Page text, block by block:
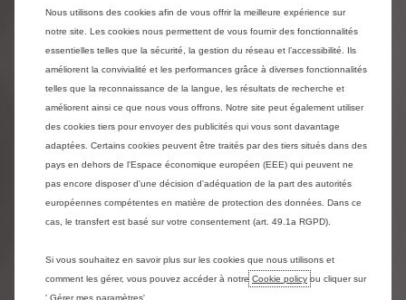
COMMENT ÇA MARCHE ?
Sur les compressions et
et amortisseur contrôlent
de concert les mouvements
Sur les compressions et
ressort et amortisseur
travaillent de concert avec
Nous utilisons des cookies afin de vous offrir la meilleure expérience sur
notre site. Les cookies nous permettent de vous fournir des fonctionnalités
essentielles telles que la sécurité, la gestion du réseau et l’accessibilité. Ils
améliorent la convivialité et les performances grâce à diverses fonctionnalités
telles que la reconnaissance de la langue, les résultats de recherche et
améliorent ainsi ce que nous vous offrons. Notre site peut également utiliser
des cookies tiers pour envoyer des publicités qui vous sont davantage
adaptées. Certains cookies peuvent être traités par des tiers situés dans des
pays en dehors de l'Espace économique européen (EEE) qui peuvent ne
pas encore disposer d'une décision d'adéquation de la part des autorités
européennes compétentes en matière de protection des données. Dans ce
cas, le transfert est basé sur votre consentement (art. 49.1a RGPD).
Si vous souhaitez en savoir plus sur les cookies que nous utilisons et
comment les gérer, vous pouvez accéder à notre Cookie policy ou cliquer sur
' Gérer mes paramètres'.